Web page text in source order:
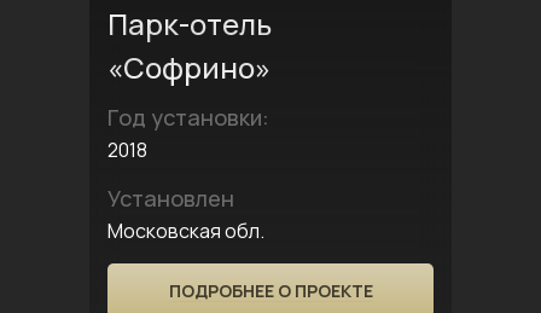
Парк-отель
«Софрино»
Год установки:
2018
Установлен
Московская обл.
ПОДРОБНЕЕ О ПРОЕКТЕ